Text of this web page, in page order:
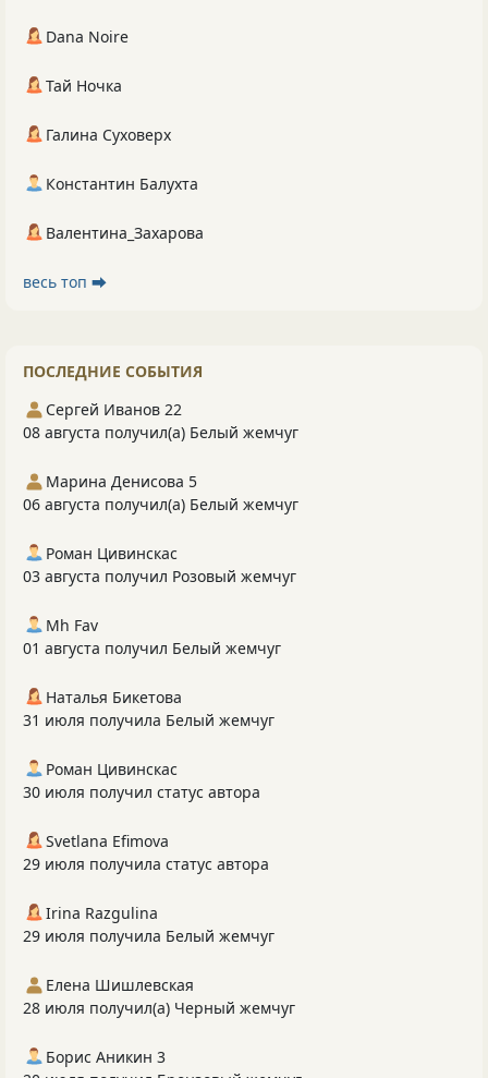
Dana Noire
Тай Ночка
Галина Суховерх
Константин Балухта
Валентина_Захарова
весь топ ⮕
ПОСЛЕДНИЕ СОБЫТИЯ
Сергей Иванов 22
08 августа получил(а) Белый жемчуг
Марина Денисова 5
06 августа получил(а) Белый жемчуг
Роман Цивинскас
03 августа получил Розовый жемчуг
Mh Fav
01 августа получил Белый жемчуг
Наталья Бикетова
31 июля получила Белый жемчуг
Роман Цивинскас
30 июля получил статус автора
Svetlana Efimova
29 июля получила статус автора
Irina Razgulina
29 июля получила Белый жемчуг
Елена Шишлевская
28 июля получил(а) Черный жемчуг
Борис Аникин 3